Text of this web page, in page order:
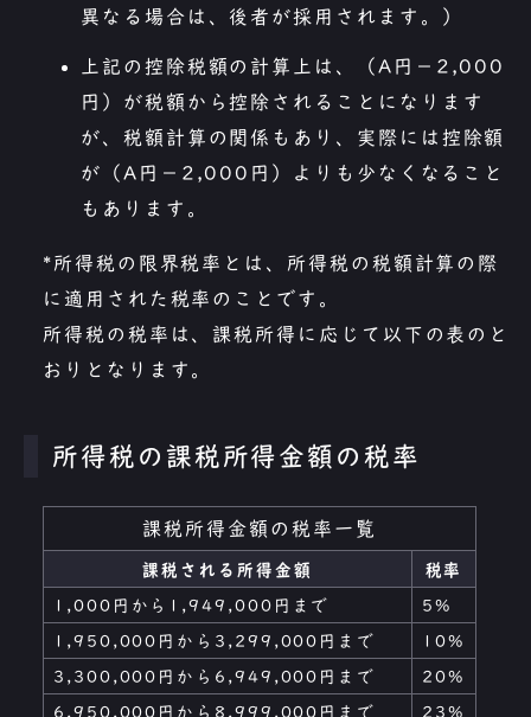
異なる場合は、後者が採用されます。）
上記の控除税額の計算上は、（A円−2,000
円）が税額から控除されることになります
が、税額計算の関係もあり、実際には控除額
が（A円−2,000円）よりも少なくなること
もあります。
*所得税の限界税率とは、所得税の税額計算の際
に適用された税率のことです。
所得税の税率は、課税所得に応じて以下の表のと
おりとなります。
所得税の課税所得金額の税率
課税所得金額の税率一覧
課税される所得金額 税率
1,000円から1,949,000円まで 5%
1,950,000円から3,299,000円まで 10%
3,300,000円から6,949,000円まで 20%
6,950,000円から8,999,000円まで 23%